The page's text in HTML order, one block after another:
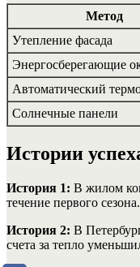
Метод
Утепление фасада
Энергосберегающие
Автоматический
Солнечные панели
Истории
История 1: В жилом
течение первого
История 2: В
счета за тепло